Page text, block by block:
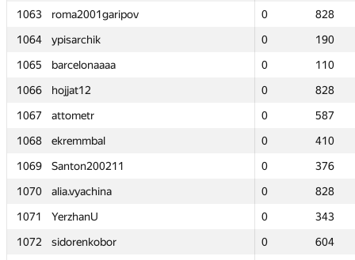
1063
roma2001garipov 0
828
1064
ypisarchik 0
190
1065
barcelonaaaa 0
110
1066
hojjat12 0
828
1067
attometr 0
587
1068
ekremmbal 0
410
1069
Santon200211 0
376
1070
alia.vyachina 0
828
1071
YerzhanU 0
343
1072
sidorenkobor 0
604
1063
roma2001garipov 0
828
1064
ypisarchik 0
190
1065
barcelonaaaa 0
110
1066
hojjat12 0
828
1067
attometr 0
587
1068
ekremmbal 0
410
1069
Santon200211 0
376
1070
alia.vyachina 0
828
1071
YerzhanU 0
343
1072
sidorenkobor 0
604